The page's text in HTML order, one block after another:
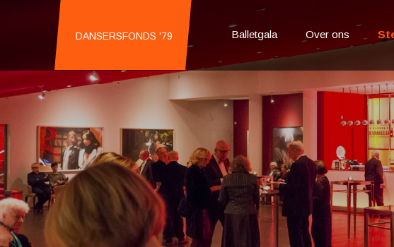
DANSERSFONDS '79 Balletgala Over ons